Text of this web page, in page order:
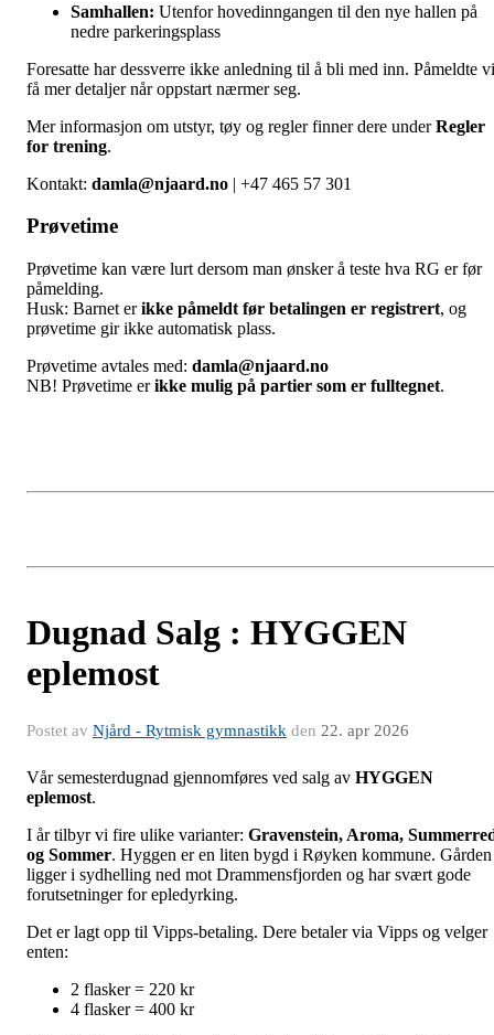
Samhallen: Utenfor hovedinngangen til den nye hallen på
nedre parkeringsplass
Foresatte har dessverre ikke anledning til å bli med inn. Påmeldte
få mer detaljer når oppstart nærmer seg.
Mer informasjon om utstyr, tøy og regler finner dere underRegler
for trening.
Kontakt: damla@njaard.no | +47 465 57 301
Prøvetime
Prøvetime kan være lurt dersom man ønsker å teste hva RG er før
påmelding.
Husk: Barnet erikke påmeldt før betalingen er registrert, og
prøvetime gir ikke automatisk plass.
Prøvetime avtales med: damla@njaard.no
NB! Prøvetime erikke mulig på partier som er fulltegnet.
Dugnad Salg : HYGGEN
eplemost
Postet av Njård - Rytmisk gymnastikk den 22. apr 2026
Vår semesterdugnad gjennomføres ved salg av HYGGEN
eplemost.
I år tilbyr vi fire ulike varianter: Gravenstein, Aroma,
og Sommer. Hyggen er en liten bygd i Røyken kommune. Gården
ligger i sydhelling ned mot Drammensfjorden og har svært gode
forutsetninger for epledyrking.
Det er lagt opp til Vipps-betaling. Dere betaler via Vipps og velger
enten:
2 flasker = 220 kr
4 flasker = 400 kr